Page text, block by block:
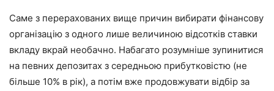
Саме з перерахованих вище причин вибирати фінансову
організацію з одного лише величиною відсотків ставки
вкладу вкрай необачно. Набагато розумніше зупинитися
на певних депозитах з середньою прибутковістю (не
більше 10% в рік), а потім вже продовжувати відбір за